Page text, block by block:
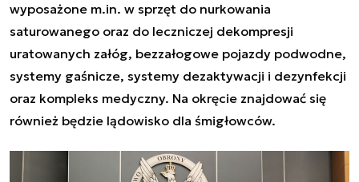
wyposażone m.in. w sprzęt do nurkowania
saturowanego oraz do leczniczej dekompresji
uratowanych załóg, bezzałogowe pojazdy podwodne,
systemy gaśnicze, systemy dezaktywacji i dezynfekcji
oraz kompleks medyczny. Na okręcie znajdować się
również będzie lądowisko dla śmigłowców.